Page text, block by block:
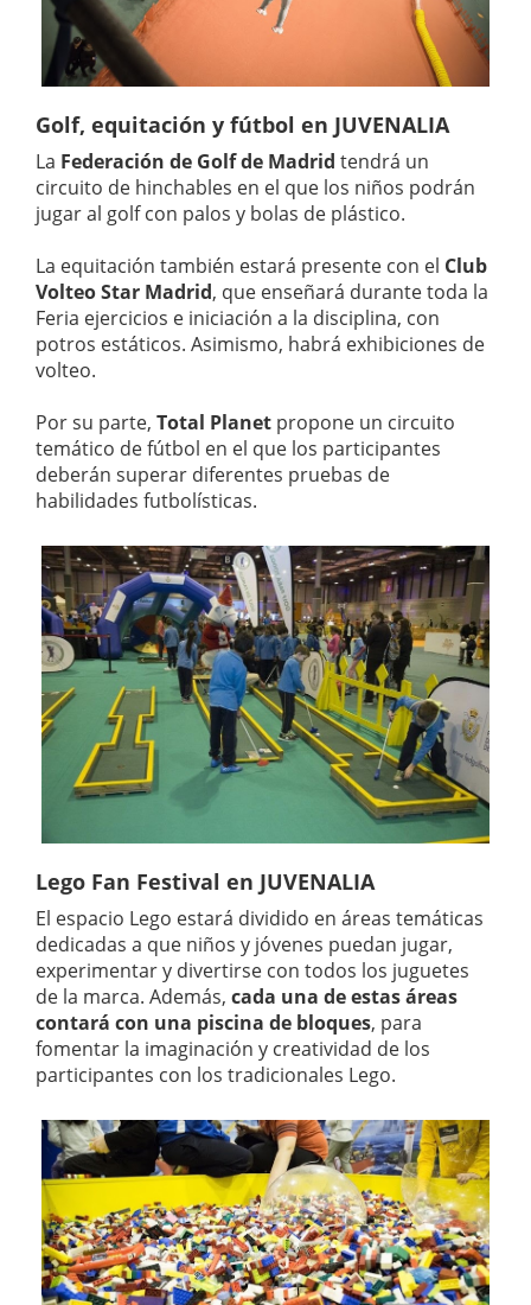
Golf, equitación y fútbol en JUVENALIA
La Federación de Golf de Madrid tendrá un
circuito de hinchables en el que los niños podrán
jugar al golf con palos y bolas de plástico.
La equitación también estará presente con el Club
Volteo Star Madrid, que enseñará durante toda la
Feria ejercicios e iniciación a la disciplina, con
potros estáticos. Asimismo, habrá exhibiciones de
volteo.
Por su parte, Total Planet propone un circuito
temático de fútbol en el que los participantes
deberán superar diferentes pruebas de
habilidades futbolísticas.
Lego Fan Festival en JUVENALIA
El espacio Lego estará dividido en áreas temáticas
dedicadas a que niños y jóvenes puedan jugar,
experimentar y divertirse con todos los juguetes
de la marca. Además, cada una de estas áreas
contará con una piscina de bloques, para
fomentar la imaginación y creatividad de los
participantes con los tradicionales Lego.